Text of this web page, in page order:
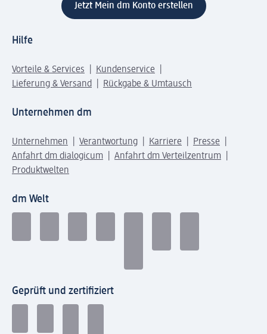
Jetzt Mein dm Konto erstellen
Hilfe
Vorteile & Services
Kundenservice
Lieferung & Versand
Rückgabe & Umtausch
Unternehmen dm
Unternehmen Verantwortung Karriere
Presse
Anfahrt dm dialogicum
Anfahrt dm Verteilzentrum
Produktwelten
dm Welt
Geprüft und zertifiziert